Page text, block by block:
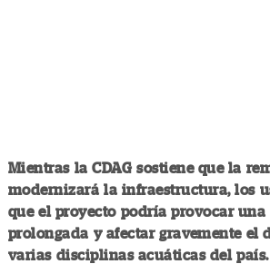
Mientras la CDAG sostiene que la
modernizará la infraestructura, los
que el proyecto podría provocar una
prolongada y afectar gravemente el
varias disciplinas acuáticas del país.